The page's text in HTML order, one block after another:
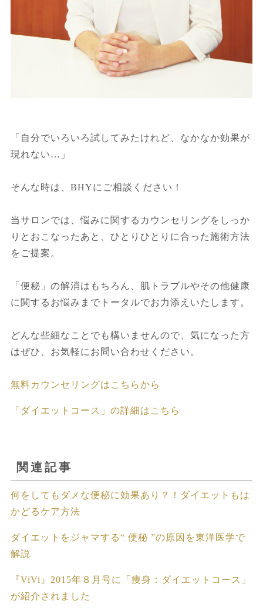
「自分でいろいろ試してみたけれど、なかなか効果が
現れない…」
そんな時は、BHYにご相談ください！
当サロンでは、悩みに関するカウンセリングをしっか
りとおこなったあと、ひとりひとりに合った施術方法
をご提案。
「便秘」の解消はもちろん、肌トラブルやその他健康
に関するお悩みまでトータルでお力添えいたします。
どんな些細なことでも構いませんので、気になった方
はぜひ、お気軽にお問い合わせください。
無料カウンセリングはこちらから
「ダイエットコース」の詳細はこちら
関連記事
何をしてもダメな便秘に効果あり？！ダイエットもは
かどるケア方法
ダイエットをジャマする“ 便秘 ”の原因を東洋医学で
解説
『ViVi』2015年８月号に「痩身：ダイエットコース」
が紹介されました